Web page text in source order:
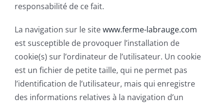
responsabilité de ce fait.
La navigation sur le sitewww.ferme-labrauge.com
est susceptible de provoquer l’installation de
cookie(s) sur l’ordinateur de l’utilisateur. Un cookie
est un fichier de petite taille, qui ne permet pas
l’identification de l’utilisateur, mais qui enregistre
des informations relatives à la navigation d’un